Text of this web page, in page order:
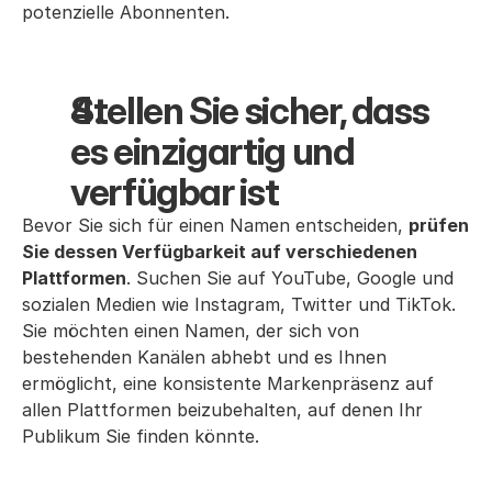
potenzielle Abonnenten.
Stellen Sie sicher, dass
es einzigartig und
verfügbar ist
Bevor Sie sich für einen Namen entscheiden, prüfen
Sie dessen Verfügbarkeit auf verschiedenen
Plattformen. Suchen Sie auf YouTube, Google und
sozialen Medien wie Instagram, Twitter und TikTok.
Sie möchten einen Namen, der sich von
bestehenden Kanälen abhebt und es Ihnen
ermöglicht, eine konsistente Markenpräsenz auf
allen Plattformen beizubehalten, auf denen Ihr
Publikum Sie finden könnte.